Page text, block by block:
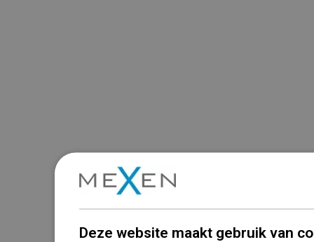
Deze website maakt gebruik van